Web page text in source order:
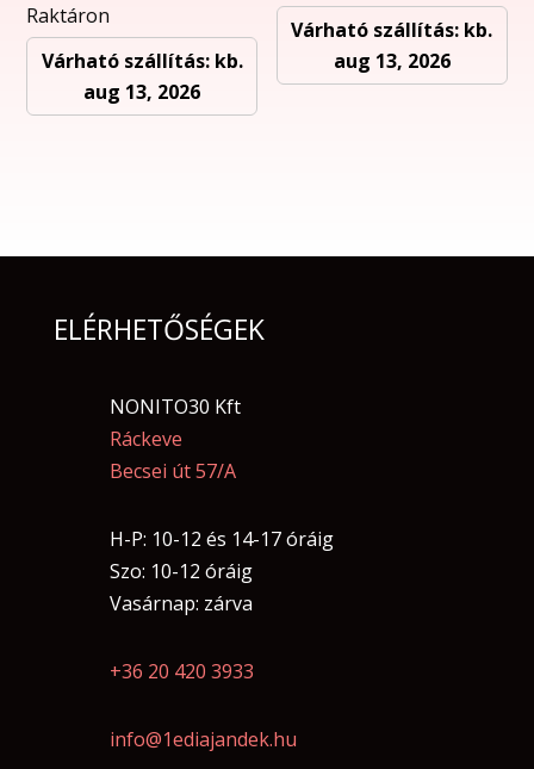
Raktáron
Várható szállítás: kb.
aug 13, 2026
Várható szállítás: kb.
aug 13, 2026
ELÉRHETŐSÉGEK
NONITO30 Kft
Ráckeve
Becsei út 57/A
H-P: 10-12 és 14-17 óráig
Szo: 10-12 óráig
Vasárnap: zárva
+36 20 420 3933
info@1ediajandek.hu